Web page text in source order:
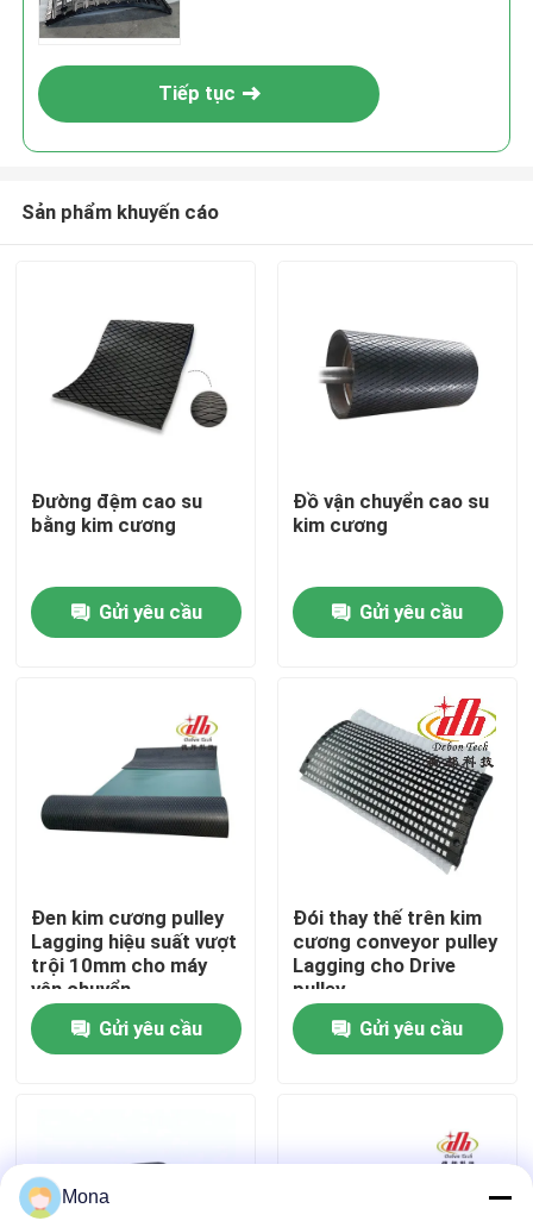
Nhà
Sản phẩm
Về chúng tôi
Tham quan nhà máy
Kiểm soát chất lượng
Liên hệ chúng tôi
Lớp lót gốm Alumina
Tiếp tục
Sản phẩm khuyến cáo
Đường đệm cao su
bằng kim cương
Gửi yêu cầu
Đồ vận chuyển cao su
kim cương
Gửi yêu cầu
Đen kim cương pulley
Lagging hiệu suất vượt
trội 10mm cho máy
vận chuyển
Gửi yêu cầu
Đói thay thế trên kim
cương conveyor pulley
Lagging cho Drive
pulley
Gửi yêu cầu
Mona